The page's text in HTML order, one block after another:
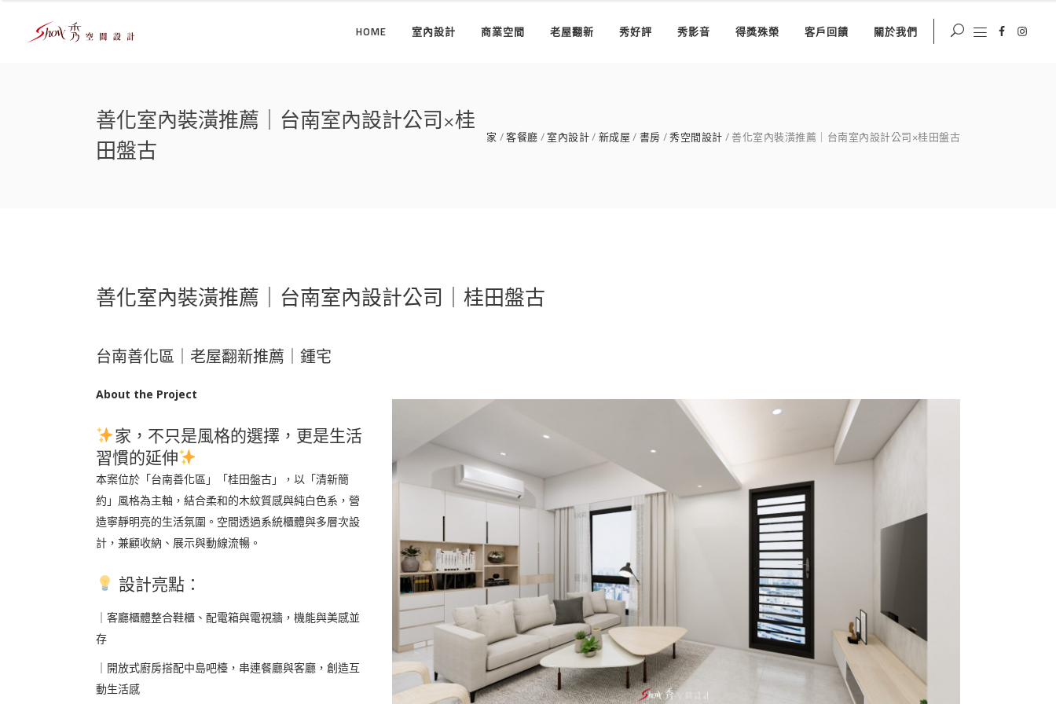
HOME 室內設計 商業空間 老屋翻新 秀好評 秀影音 得獎殊榮 客戶回饋 關於我們
善化室內裝潢推薦｜台南室內設計公司×桂
田盤古
家 客餐廳 室內設計 新成屋 書房 秀空間設計 善化室內裝潢推薦｜台南室內設計公司×桂田盤古
善化室內裝潢推薦｜台南室內設計公司｜桂田盤古
台南善化區｜老屋翻新推薦｜鍾宅
About the Project
家，不只是風格的選擇，更是生活
習慣的延伸
本案位於「台南善化區」「桂田盤古」，以「清新簡
約」風格為主軸，結合柔和的木紋質感與純白色系，營
造寧靜明亮的生活氛圍。空間透過系統櫃體與多層次設
計，兼顧收納、展示與動線流暢。
設計亮點：
｜客廳櫃體整合鞋櫃、配電箱與電視牆，機能與美感並
存
｜開放式廚房搭配中島吧檯，串連餐廳與客廳，創造互
動生活感